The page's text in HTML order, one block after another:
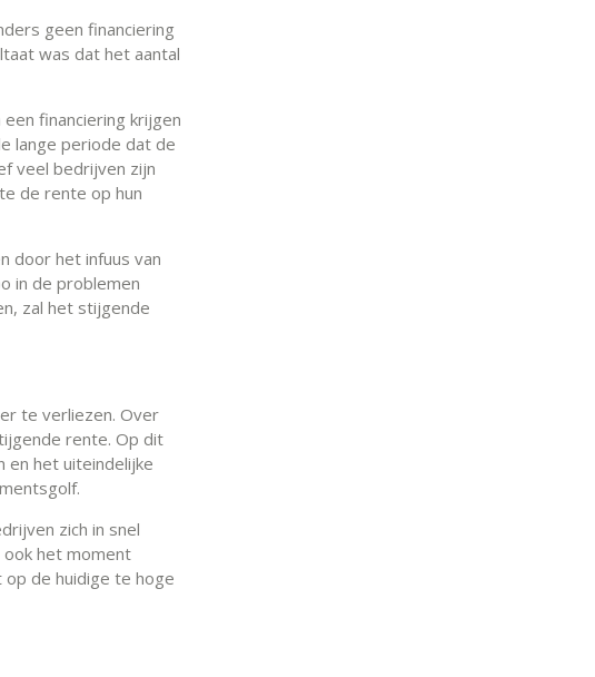
geen financiering
was dat het aantal
financiering krijgen
lange periode dat de
veel bedrijven zijn
de rente op hun
door het infuus van
in de problemen
zal het stijgende
te verliezen. Over
rente. Op dit
en het uiteindelijke
zich in snel
ook het moment
de huidige te hoge